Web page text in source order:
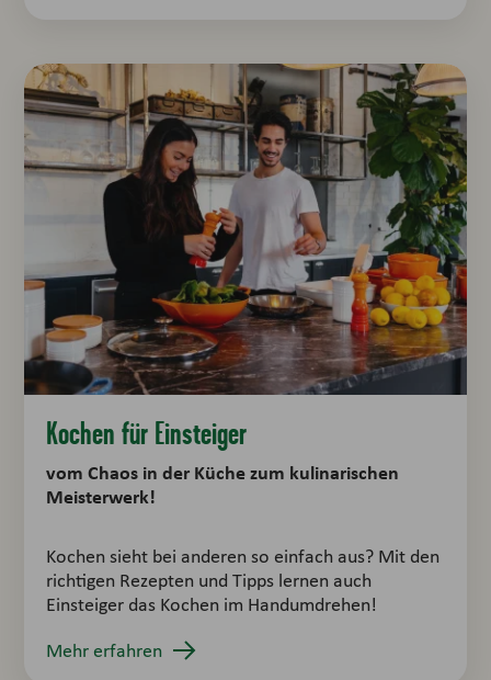
Kochen für Einsteiger
vom Chaos in der Küche zum kulinarischen
Meisterwerk!
Kochen sieht bei anderen so einfach aus? Mit den
richtigen Rezepten und Tipps lernen auch
Einsteiger das Kochen im Handumdrehen!
Mehr erfahren